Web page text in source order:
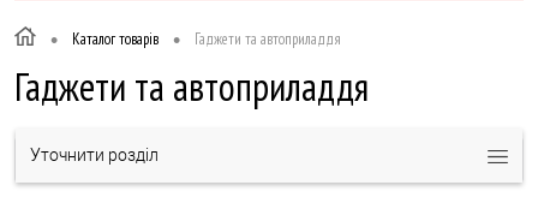
• Каталог товарів • Гаджети та автоприладдя
Гаджети та автоприладдя
Уточнити розділ